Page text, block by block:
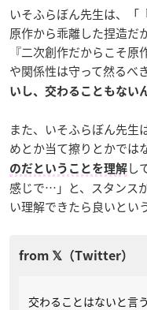
いそふらぼん先生は、「
原作から乖離した捏造だ
『二次創作だからこそ
や関係性は守って然るべ
いし、交わることもない
また、いそふらぼん先生
めとか当て擦りとかでは
のだということを理解 し
感じで…」と、スタンス
い理解できたら良いとい
交わることはないと言